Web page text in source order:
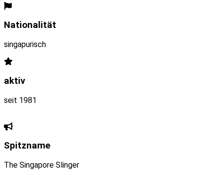
Nationalität
singapurisch
aktiv
seit 1981
Spitzname
The Singapore Slinger